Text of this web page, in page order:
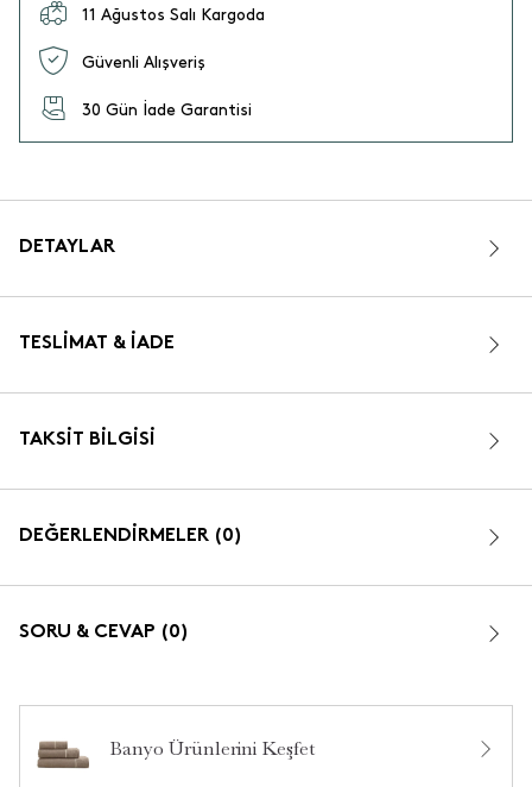
11 Ağustos Salı Kargoda
Güvenli Alışveriş
30 Gün İade Garantisi
DETAYLAR
TESLIMAT & İADE
TAKSIT BILGISI
DEĞERLENDİRMELER (0)
SORU & CEVAP (0)
Banyo Ürünlerini Keşfet